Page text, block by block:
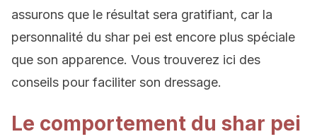
assurons que le résultat sera gratifiant, car la
personnalité du shar pei est encore plus spéciale
que son apparence. Vous trouverez ici des
conseils pour faciliter son dressage.
Le comportement du shar pei